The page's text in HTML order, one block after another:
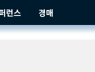
런스 경매